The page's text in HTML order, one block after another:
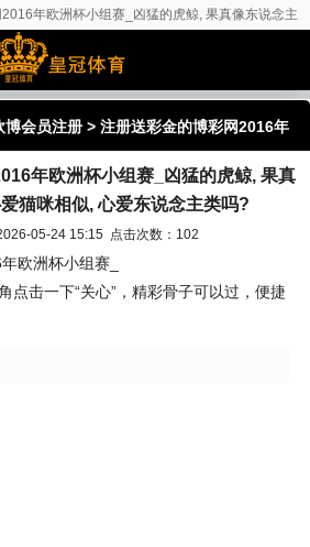
年欧洲杯小组赛_凶猛的虎鲸, 果真像东说念主
类吗?
博会员注册 > 注册送彩金的博彩网2016年
, 果真像东说念主类心爱猫咪相似, 心爱东
年欧洲杯小组赛_凶猛的虎鲸, 果真
猫咪相似, 心爱东说念主类吗?
05-24 15:15 点击次数：102
欧洲杯小组赛_
点击一下“关心”，精彩骨子可以过，便捷